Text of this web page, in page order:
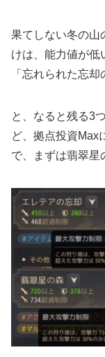
果てしない冬の山
けは、能力値が低
「忘れられた忘却
と、なると残る3
ど、拠点投資Max
で、まずは翡翠星